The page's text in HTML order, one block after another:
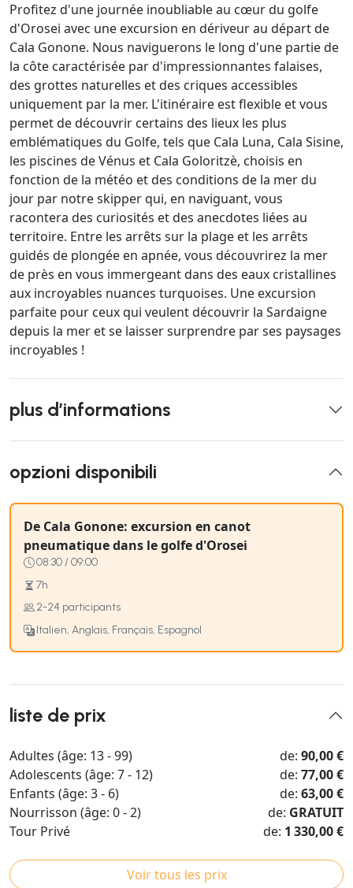
Profitez d'une journée inoubliable au cœur du golfe
d'Orosei avec une excursion en dériveur au départ de
Cala Gonone. Nous naviguerons le long d'une partie de
la côte caractérisée par d'impressionnantes falaises,
des grottes naturelles et des criques accessibles
uniquement par la mer. L'itinéraire est flexible et vous
permet de découvrir certains des lieux les plus
emblématiques du Golfe, tels que Cala Luna, Cala Sisine,
les piscines de Vénus et Cala Goloritzè, choisis en
fonction de la météo et des conditions de la mer du
jour par notre skipper qui, en naviguant, vous
racontera des curiosités et des anecdotes liées au
territoire. Entre les arrêts sur la plage et les arrêts
guidés de plongée en apnée, vous découvrirez la mer
de près en vous immergeant dans des eaux cristallines
aux incroyables nuances turquoises. Une excursion
parfaite pour ceux qui veulent découvrir la Sardaigne
depuis la mer et se laisser surprendre par ses paysages
incroyables !
plus d’informations
opzioni disponibili
De Cala Gonone: excursion en canot
pneumatique dans le golfe d'Orosei
08:30 / 09:00
7h
2-24 participants
Italien, Anglais, Français, Espagnol
liste de prix
Adultes (âge: 13 - 99) de: 90,00 €
Adolescents (âge: 7 - 12)
de: 77,00 €
Enfants (âge: 3 - 6)
de: 63,00 €
Nourrisson (âge: 0 - 2)
de: GRATUIT
Tour Privé
de: 1 330,00 €
Voir tous les prix